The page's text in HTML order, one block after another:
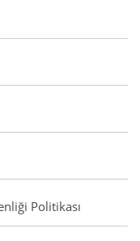
Politikası